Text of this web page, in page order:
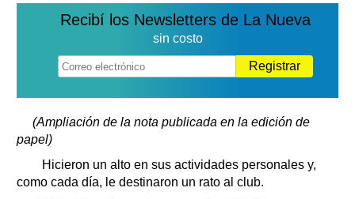
Recibí los Newsletters de La Nueva
sin costo
Registrar
(Ampliación de la nota publicada en la edición de
papel)
Hicieron un alto en sus actividades personales y,
como cada día, le destinaron un rato al club.